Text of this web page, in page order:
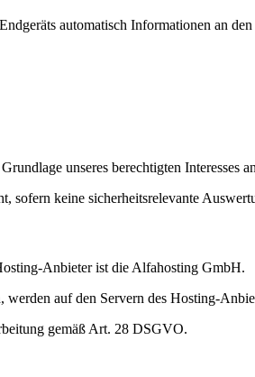
automatisch Informationen an
unseres berechtigten Interesses
sofern keine sicherheitsrelevante
Anbieter ist die Alfahosting GmbH.
werden auf den Servern des Hosting-
gemäß Art. 28 DSGVO.